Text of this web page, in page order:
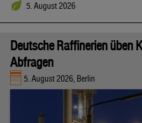
5. August 2026
Deutsche Raffinerien üben
Abfragen
5. August 2026, Berlin